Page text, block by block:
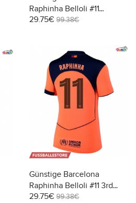
Raphinha Belloli #11
Heimtrikot Damen 2025-26
29.75€ 99.38€
Günstige Barcelona
Raphinha Belloli #11 3rd
trikot Damen 2025-26
29.75€ 99.38€